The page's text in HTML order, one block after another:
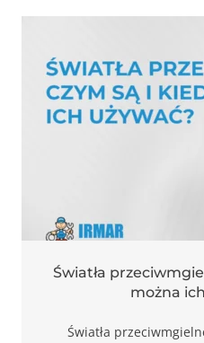
Światła
można
Światła